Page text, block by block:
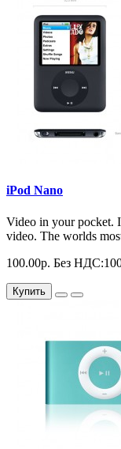
iPod Nano
Video in your pocket.
video. The worlds
100.00р. Без
Купить